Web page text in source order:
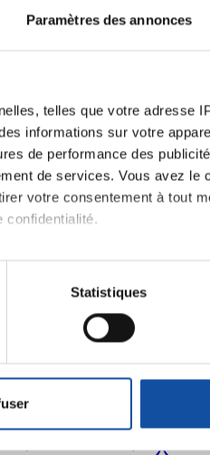
Paramètres des annonces
telles que votre adresse
informations sur votre
de performance des
de services. Vous avez le
votre consentement à tout
confidentialité.
qui peuvent être
à tout moment à partir de la
Statistiques
vous aurez besoin de vous
Cancer du sein
génital féminin (col